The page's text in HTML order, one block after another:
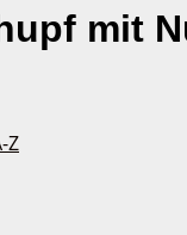
mit
Z